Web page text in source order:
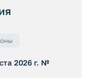
2026 г. №